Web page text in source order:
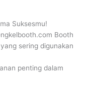
Suksesmu!
Booth
sering digunakan
penting dalam